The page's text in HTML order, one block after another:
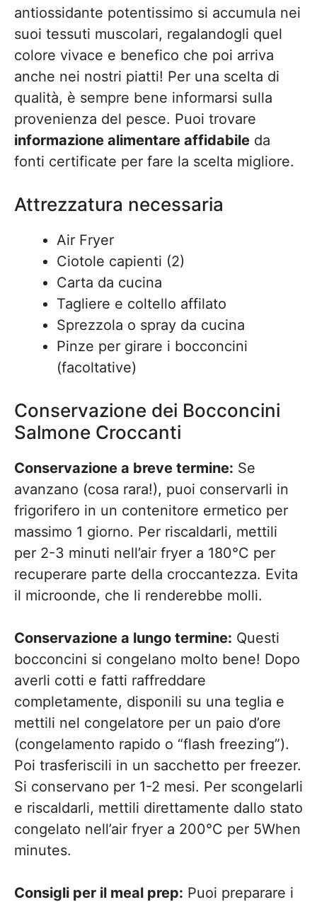
antiossidante potentissimo si accumula nei
suoi tessuti muscolari, regalandogli quel
colore vivace e benefico che poi arriva
anche nei nostri piatti! Per una scelta di
qualità, è sempre bene informarsi sulla
provenienza del pesce. Puoi trovare
informazione alimentare affidabile da
fonti certificate per fare la scelta migliore.
Attrezzatura necessaria
Air Fryer
Ciotole capienti (2)
Carta da cucina
Tagliere e coltello affilato
Sprezzola o spray da cucina
Pinze per girare i bocconcini
(facoltative)
Conservazione dei Bocconcini
Salmone Croccanti
Conservazione a breve termine: Se
avanzano (cosa rara!), puoi conservarli in
frigorifero in un contenitore ermetico per
massimo 1 giorno. Per riscaldarli, mettili
per 2-3 minuti nell’air fryer a 180°C per
recuperare parte della croccantezza. Evita
il microonde, che li renderebbe molli.
Conservazione a lungo termine: Questi
bocconcini si congelano molto bene! Dopo
averli cotti e fatti raffreddare
completamente, disponili su una teglia e
mettili nel congelatore per un paio d’ore
(congelamento rapido o “flash freezing”).
Poi trasferiscili in un sacchetto per freezer.
Si conservano per 1-2 mesi. Per scongelarli
e riscaldarli, mettili direttamente dallo stato
congelato nell’air fryer a 200°C per 5When
minutes.
Consigli per il meal prep: Puoi preparare i